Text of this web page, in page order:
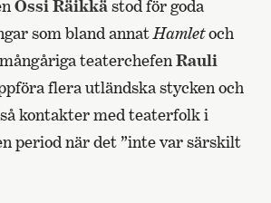
Ossi Räikkästod för goda
som bland annat Hamletoch
teaterchefen Rauli
flera utländska stycken och
kontakter med teaterfolk i
period när det ”inte var särskilt